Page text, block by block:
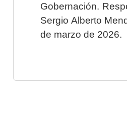
Gobernación.
Sergio Alberto
de marzo de 2026.